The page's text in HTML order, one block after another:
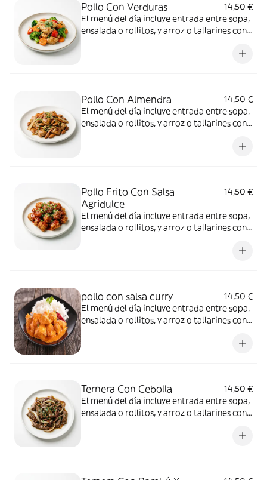
Pollo Con Verduras
14,50 €
El menú del día incluye entrada entre sopa,
ensalada o rollitos, y arroz o tallarines con
Pollo Con Almendra
14,50 €
El menú del día incluye entrada entre sopa,
ensalada o rollitos, y arroz o tallarines con
Pollo Frito Con Salsa
Agridulce
14,50 €
El menú del día incluye entrada entre sopa,
ensalada o rollitos, y arroz o tallarines con
pollo con salsa curry
14,50 €
El menú del día incluye entrada entre sopa,
ensalada o rollitos, y arroz o tallarines con
Ternera Con Cebolla
14,50 €
El menú del día incluye entrada entre sopa,
ensalada o rollitos, y arroz o tallarines con